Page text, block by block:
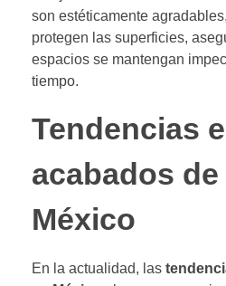
son estéticamente
protegen las superficies,
espacios se mantengan
tiempo.
Tendencias
acabados
México
En la actualidad, las